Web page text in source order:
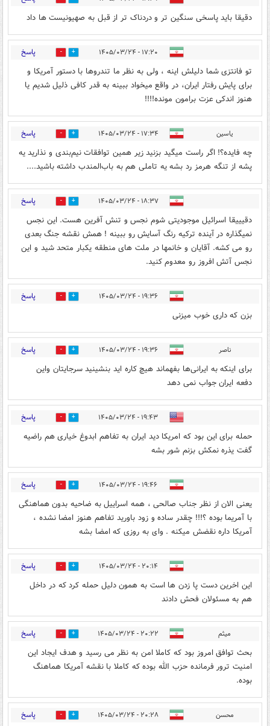
دقیقا باید پاسخی سنگین تر و دردناک تر از قبل به صهیونیست ها داد
۱۷:۲۰ - ۱۴۰۵/۰۳/۲۴ 3 پاسخ
تو فانتزی شما دلیلش اینه ، ولی به نظر ما تندروها با دستور آمریکا و
برای پایش رفتار ایران، در واقع میخواد ببینه به قدر کافی ذلیل شدیم یا
هنوز اندکی عزت برامون مونده!!!!
یاسین ۱۷:۳۴ - ۱۴۰۵/۰۳/۲۴ 3 پاسخ
چه فایده؟! اگر راست میگید بزنید زیر همین توافقات نیم‌بندی و نذارید یه
پشه از تنگه هرمز رد بشه یه تاملی هم به باب‌المندب داشته باشید....
۱۸:۳۷ - ۱۴۰۵/۰۳/۲۴ 3 پاسخ
دقیییقا اسرائیل موجودیتی شوم نجس و تنش آفرین هست. این نجس
نمیگذاره در آینده ترکیه رنگ آسایش رو ببینه ! همش نقشه جنگ بعدی
رو می کشه. آقایان و خانمها در ملت های منطقه یکبار متحد شید و این
نجس آتش افروز رو معدوم کنید.
۱۹:۳۶ - ۱۴۰۵/۰۳/۲۴ 0 پاسخ
بزن که داری خوب میزنی
ناصر ۱۹:۳۶ - ۱۴۰۵/۰۳/۲۴ 0 پاسخ
برای اینکه به ایرانی‌ها بفهماند هیچ کاره اید بنشینید سرجایتان واین
دفعه ایران جواب نمی دهد
۱۹:۴۳ - ۱۴۰۵/۰۳/۲۴ 0 پاسخ
حمله برای این بود که امریکا دید ایران به تفاهم ابدوغ خیاری هم راضیه
گفت یذره نمکش بزنم شور بشه
۱۹:۴۶ - ۱۴۰۵/۰۳/۲۴ 0 پاسخ
یعنی الان از نظر جناب صالحی ، همه اسراییل به ضاحیه بدون هماهنگی
با آمریما بوده ؟!!! چقدر ساده و زود باورید تفاهم هنوز امضا نشده ،
آمریکا داره نقضش میکنه . وای به روزی که امضا بشه
۲۰:۱۴ - ۱۴۰۵/۰۳/۲۴ 0 پاسخ
این اخرین دست پا زدن ها است به همون دلیل حمله کرد که در داخل
هم به مسئولان فحش دادند
میثم ۲۰:۲۲ - ۱۴۰۵/۰۳/۲۴ 0 پاسخ
بحث توافق امروز بود که کاملا امن به نظر می رسید و هدف ایجاد این
امنیت ترور فرمانده حزب الله بوده که کاملا با نقشه آمریکا هماهنگ
بوده.
محسن ۲۰:۲۸ - ۱۴۰۵/۰۳/۲۴ 0 پاسخ